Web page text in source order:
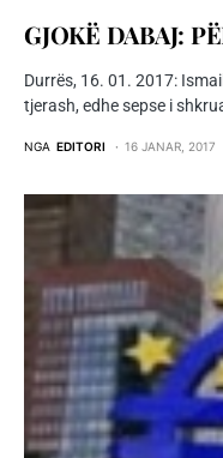
GJOKË DABAJ:
Durrës, 16. 01. 2017:
tjerash, edhe sepse i
NGA EDITORI 16 JANAR, 2017